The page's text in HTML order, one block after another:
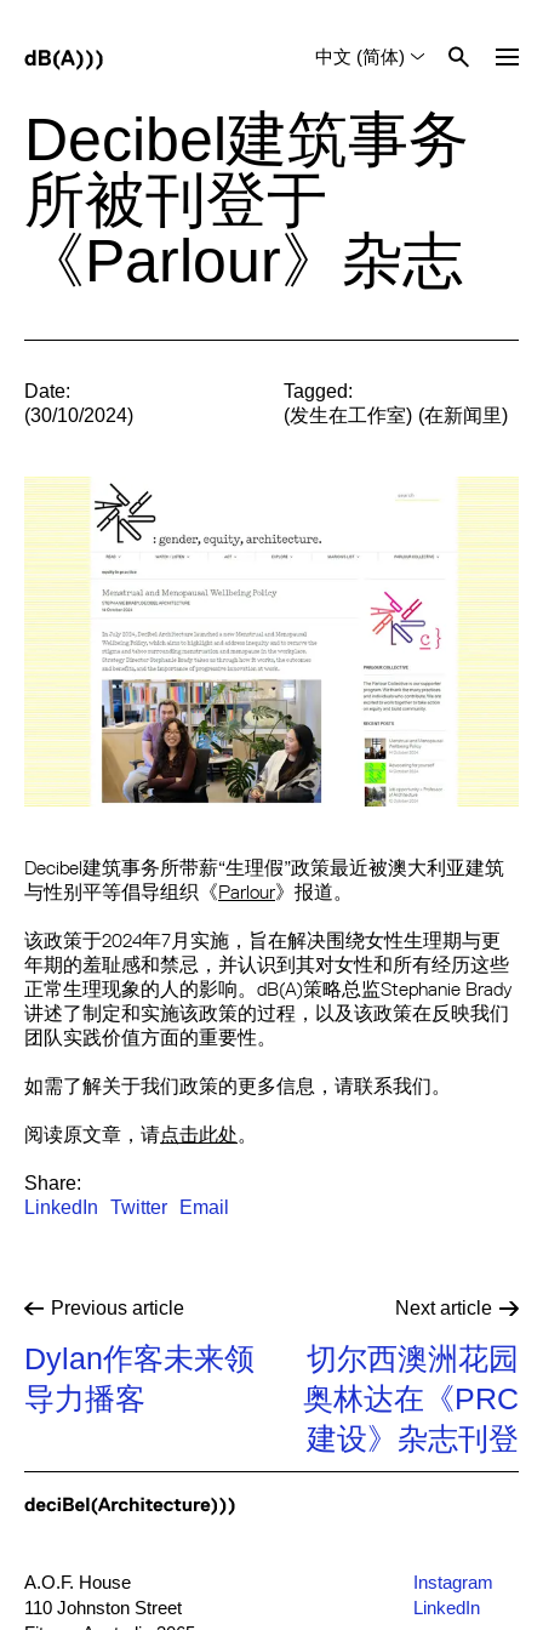
中文 (简体)
Decibel建筑事务
所被刊登于
《Parlour》杂志
Decibel建筑事务所带薪“生理假”政策最近被澳大利亚建筑
与性别平等倡导组织《Parlour》报道。
该政策于2024年7月实施，旨在解决围绕女性生理期与更
年期的羞耻感和禁忌，并认识到其对女性和所有经历这些
正常生理现象的人的影响。dB(A)策略总监Stephanie Brady
讲述了制定和实施该政策的过程，以及该政策在反映我们
团队实践价值方面的重要性。
如需了解关于我们政策的更多信息，请联系我们。
阅读原文章，请点击此处。
Share:
LinkedIn
Twitter Email
Date:
(30/10/2024)
Tagged:
(发生在工作室) (在新闻里)
Previous article
Dylan作客未来领
导力播客
Next article
切尔西澳洲花园
奥林达在《PRC
建设》杂志刊登
A.O.F. House
110 Johnston Street
Instagram
LinkedIn